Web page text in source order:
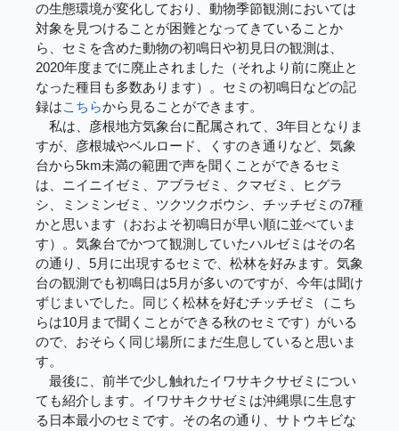
の生態環境が変化しており、動物季節観測においては
対象を見つけることが困難となってきていることか
ら、セミを含めた動物の初鳴日や初見日の観測は、
2020年度までに廃止されました（それより前に廃止と
なった種目も多数あります）。セミの初鳴日などの記
録はこちらから見ることができます。
私は、彦根地方気象台に配属されて、3年目となりま
すが、彦根城やベルロード、くすのき通りなど、気象
台から5km未満の範囲で声を聞くことができるセミ
は、ニイニイゼミ、アブラゼミ、クマゼミ、ヒグラ
シ、ミンミンゼミ、ツクツクボウシ、チッチゼミの7種
かと思います（おおよそ初鳴日が早い順に並べていま
す）。気象台でかつて観測していたハルゼミはその名
の通り、5月に出現するセミで、松林を好みます。気象
台の観測でも初鳴日は5月が多いのですが、今年は聞け
ずじまいでした。同じく松林を好むチッチゼミ（こち
らは10月まで聞くことができる秋のセミです）がいる
ので、おそらく同じ場所にまだ生息していると思いま
す。
最後に、前半で少し触れたイワサキクサゼミについ
ても紹介します。イワサキクサゼミは沖縄県に生息す
る日本最小のセミです。その名の通り、サトウキビな